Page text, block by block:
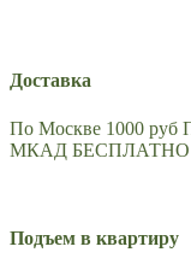
Доставка
По Москве 1000 руб
МКАД БЕСПЛАТНО по
Подъем в квартиру